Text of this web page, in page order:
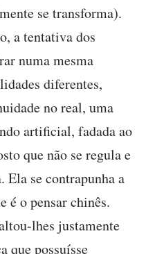
se transforma).
a tentativa dos
numa mesma
diferentes,
no real, uma
artificial, fadada ao
que não se regula e
Ela se contrapunha a
é o pensar chinês.
lhes justamente
que possuísse